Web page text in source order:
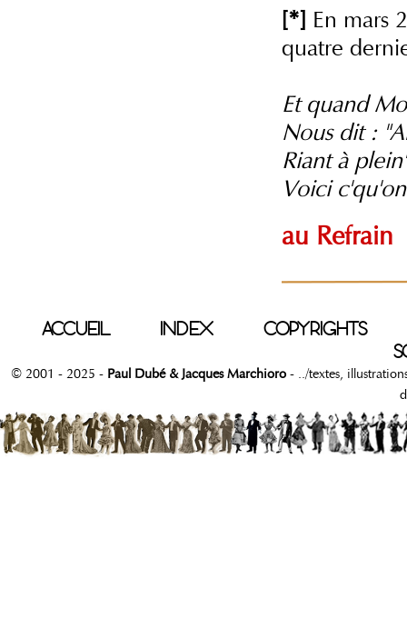
[*] En mars
quatre
Et quand
Nous dit :
Riant à
Voici
au Refrain
ACCUEIL INDEX
COPYRIGHTS
© 2001 - 2025 - Paul Dubé & Jacques Marchioro - ../textes,